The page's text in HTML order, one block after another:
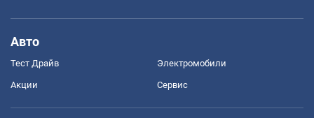
Авто
Тест Драйв Электромобили
Акции Сервис